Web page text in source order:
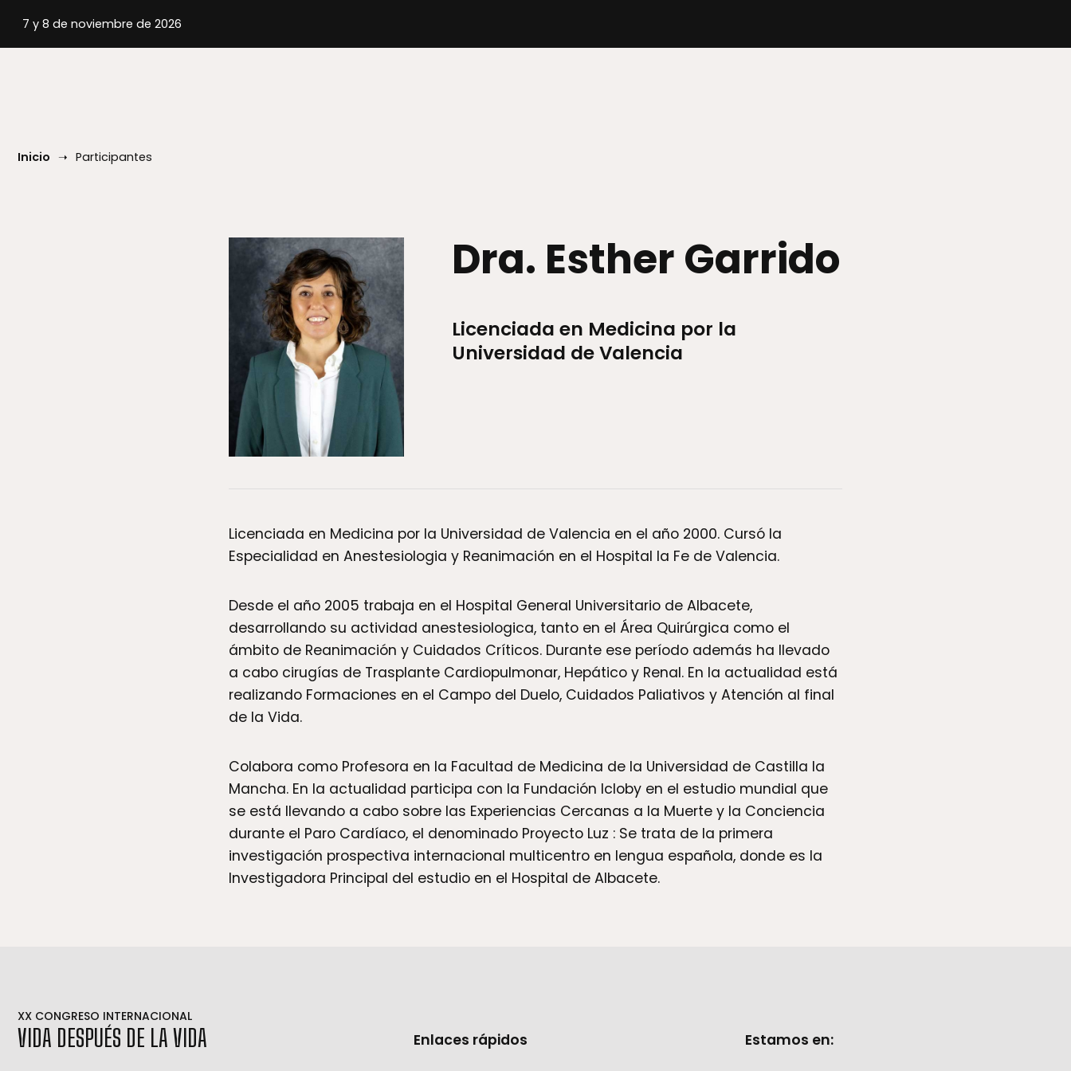
Inicio Participantes
Dra. Esther Garrido
Licenciada en Medicina por la
Universidad de Valencia
Licenciada en Medicina por la Universidad de Valencia en el año 2000. Cursó la
Especialidad en Anestesiologia y Reanimación en el Hospital la Fe de Valencia.
Desde el año 2005 trabaja en el Hospital General Universitario de Albacete,
desarrollando su actividad anestesiologica, tanto en el Área Quirúrgica como el
ámbito de Reanimación y Cuidados Críticos. Durante ese período además ha llevado
a cabo cirugías de Trasplante Cardiopulmonar, Hepático y Renal. En la actualidad está
realizando Formaciones en el Campo del Duelo, Cuidados Paliativos y Atención al final
de la Vida.
Colabora como Profesora en la Facultad de Medicina de la Universidad de Castilla la
Mancha. En la actualidad participa con la Fundación Icloby en el estudio mundial que
se está llevando a cabo sobre las Experiencias Cercanas a la Muerte y la Conciencia
durante el Paro Cardíaco, el denominado Proyecto Luz : Se trata de la primera
investigación prospectiva internacional multicentro en lengua española, donde es la
Investigadora Principal del estudio en el Hospital de Albacete.
VIDA DESPUÉS DE LA VIDA Enlaces rápidos Estamos en: